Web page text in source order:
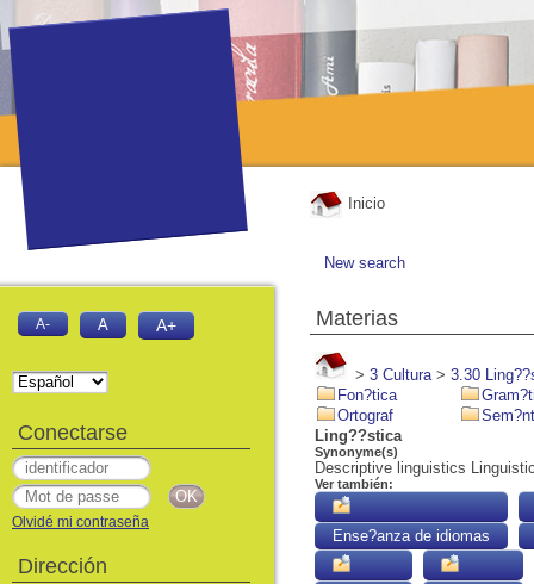
Inicio
New search
Materias
> 3 Cultura> 3.30
Fon?tica
Ortograf
Ling??stica
Synonyme(s)
Descriptive linguistics
Ver también:
Ense?anza de idiomas
A- A A+
Conectarse
Olvidé mi contraseña
Dirección